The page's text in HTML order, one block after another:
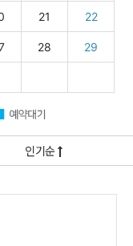
인기순